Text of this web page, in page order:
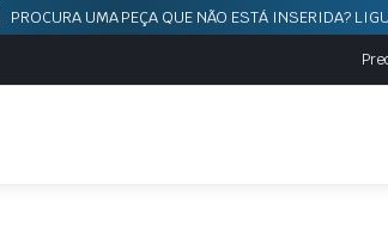
PROCURA UMA PEÇA QUE NÃO ESTÁ INSERIDA?